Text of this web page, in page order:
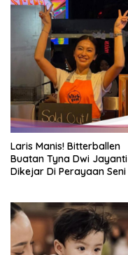
Laris Manis! Bitterballen
Buatan Tyna Dwi Jayanti
Dikejar Di Perayaan Seni